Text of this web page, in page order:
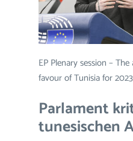
EP Plenary session –
favour of Tunisia for 2023
Parlament
tunesischen